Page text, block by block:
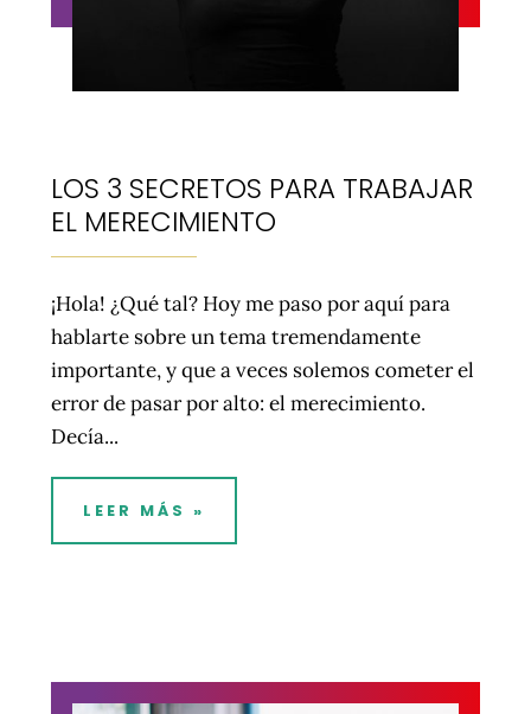
LOS 3 SECRETOS PARA TRABAJAR
EL MERECIMIENTO
¡Hola! ¿Qué tal? Hoy me paso por aquí para
hablarte sobre un tema tremendamente
importante, y que a veces solemos cometer el
error de pasar por alto: el merecimiento.
Decía...
LEER MÁS »